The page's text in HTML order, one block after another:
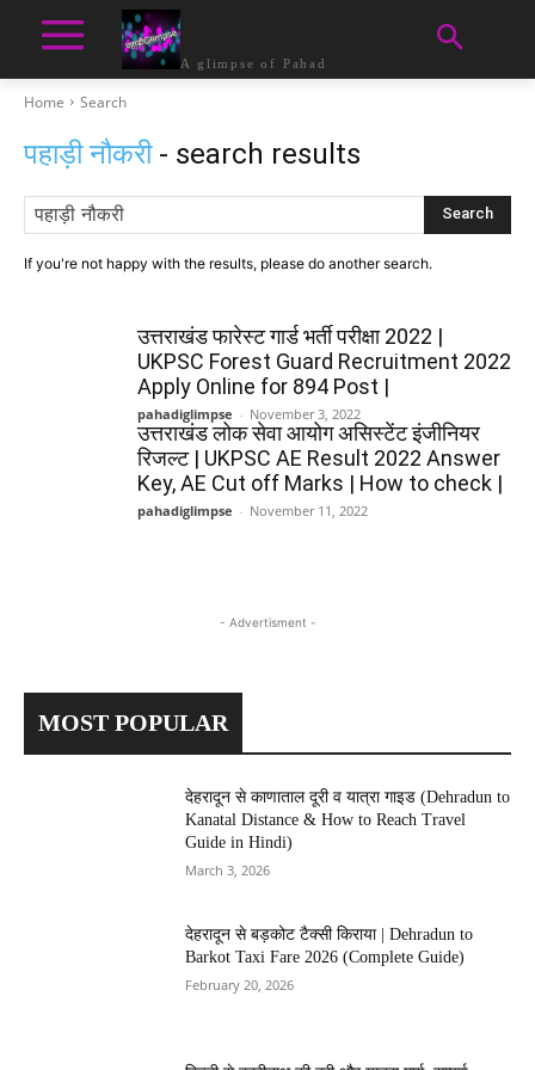
A glimpse of Pahad
Home Search
पहाड़ी नौकरी- search results
Search
If you're not happy with the results, please do another search.
उत्तराखंड फारेस्ट गार्ड भर्ती परीक्षा 2022 |
UKPSC Forest Guard Recruitment 2022
Apply Online for 894 Post |
pahadiglimpse - November 3, 2022
उत्तराखंड लोक सेवा आयोग असिस्टेंट इंजीनियर
रिजल्ट | UKPSC AE Result 2022 Answer
Key, AE Cut off Marks | How to check |
pahadiglimpse - November 11, 2022
- Advertisment -
MOST POPULAR
देहरादून से काणाताल दूरी व यात्रा गाइड (Dehradun to
Kanatal Distance & How to Reach Travel
Guide in Hindi)
March 3, 2026
देहरादून से बड़कोट टैक्सी किराया | Dehradun to
Barkot Taxi Fare 2026 (Complete Guide)
February 20, 2026